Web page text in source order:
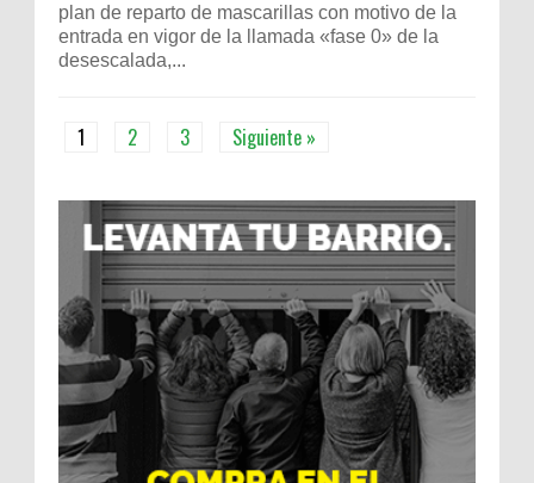
plan de reparto de mascarillas con motivo de la
entrada en vigor de la llamada «fase 0» de la
desescalada,...
1 2 3 Siguiente »